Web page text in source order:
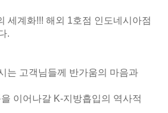
세계화!!! 해외 1호점 인도네시아점
.
는 고객님들께 반가움의 마음과
이어나갈 K-지방흡입의 역사적